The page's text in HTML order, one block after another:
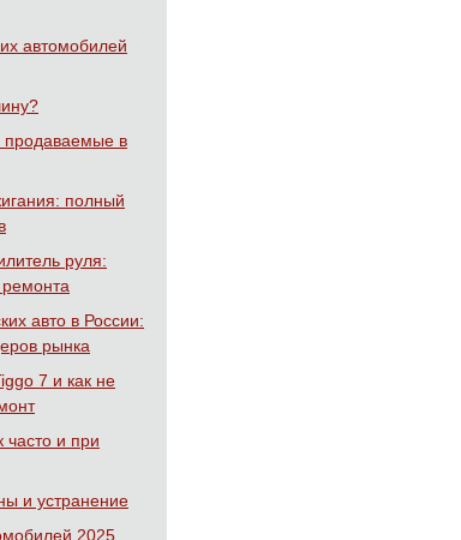
автомобилей
продаваемые в
полный
руля:
ремонта
авто в России:
рынка
7 и как не
и при
и устранение
2025